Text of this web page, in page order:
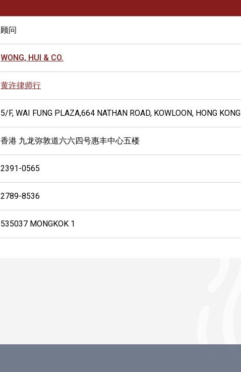
顾问
WONG, HUI & CO.
黄许律师行
5/F, WAI FUNG PLAZA,664 NATHAN ROAD, KOWLOON, HONG KONG
香港 九龙弥敦道六六四号惠丰中心五楼
2391-0565
2789-8536
535037 MONGKOK 1